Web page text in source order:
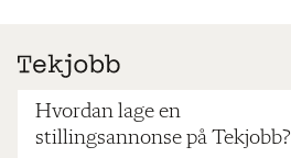
Hvordan lage en
stillingsannonse på Tekjobb?